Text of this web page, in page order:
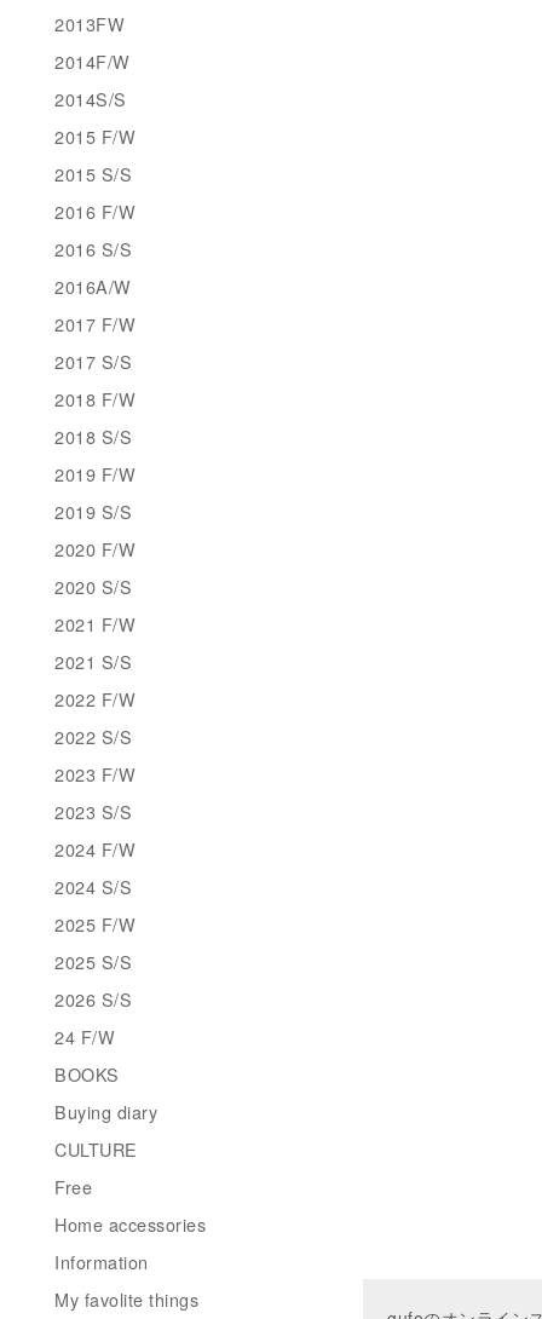
2013FW
2014F/W
2014S/S
2015 F/W
2015 S/S
2016 F/W
2016 S/S
2016A/W
2017 F/W
2017 S/S
2018 F/W
2018 S/S
2019 F/W
2019 S/S
2020 F/W
2020 S/S
2021 F/W
2021 S/S
2022 F/W
2022 S/S
2023 F/W
2023 S/S
2024 F/W
2024 S/S
2025 F/W
2025 S/S
2026 S/S
24 F/W
BOOKS
Buying diary
CULTURE
Free
Home accessories
Information
My favolite things